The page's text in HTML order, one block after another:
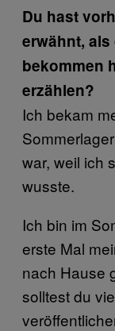
Du hast
erwähnt, als
bekommen
erzählen?
Ich bekam
war, weil ich
wusste.
Ich bin im
erste Mal
nach Hause
solltest du